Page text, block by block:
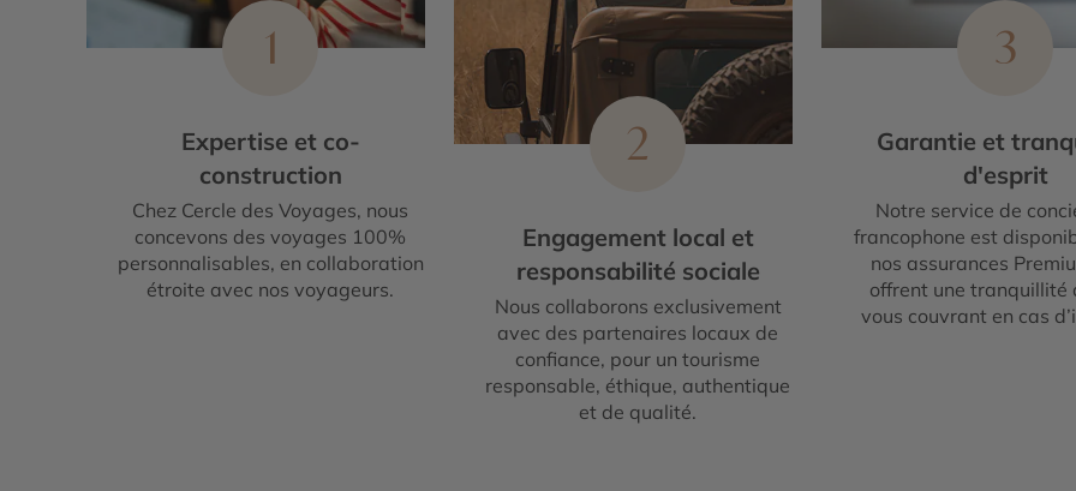
1
Expertise et co-
construction
Chez Cercle des Voyages, nous
concevons des voyages 100%
personnalisables, en collaboration
étroite avec nos voyageurs.
2
Engagement local et
responsabilité sociale
Nous collaborons exclusivement
avec des partenaires locaux de
confiance, pour un tourisme
responsable, éthique, authentique
et de qualité.
3
Garantie et
d'esprit
Notre service de
francophone est
nos assurances
offrent une tranquillité
vous couvrant en cas